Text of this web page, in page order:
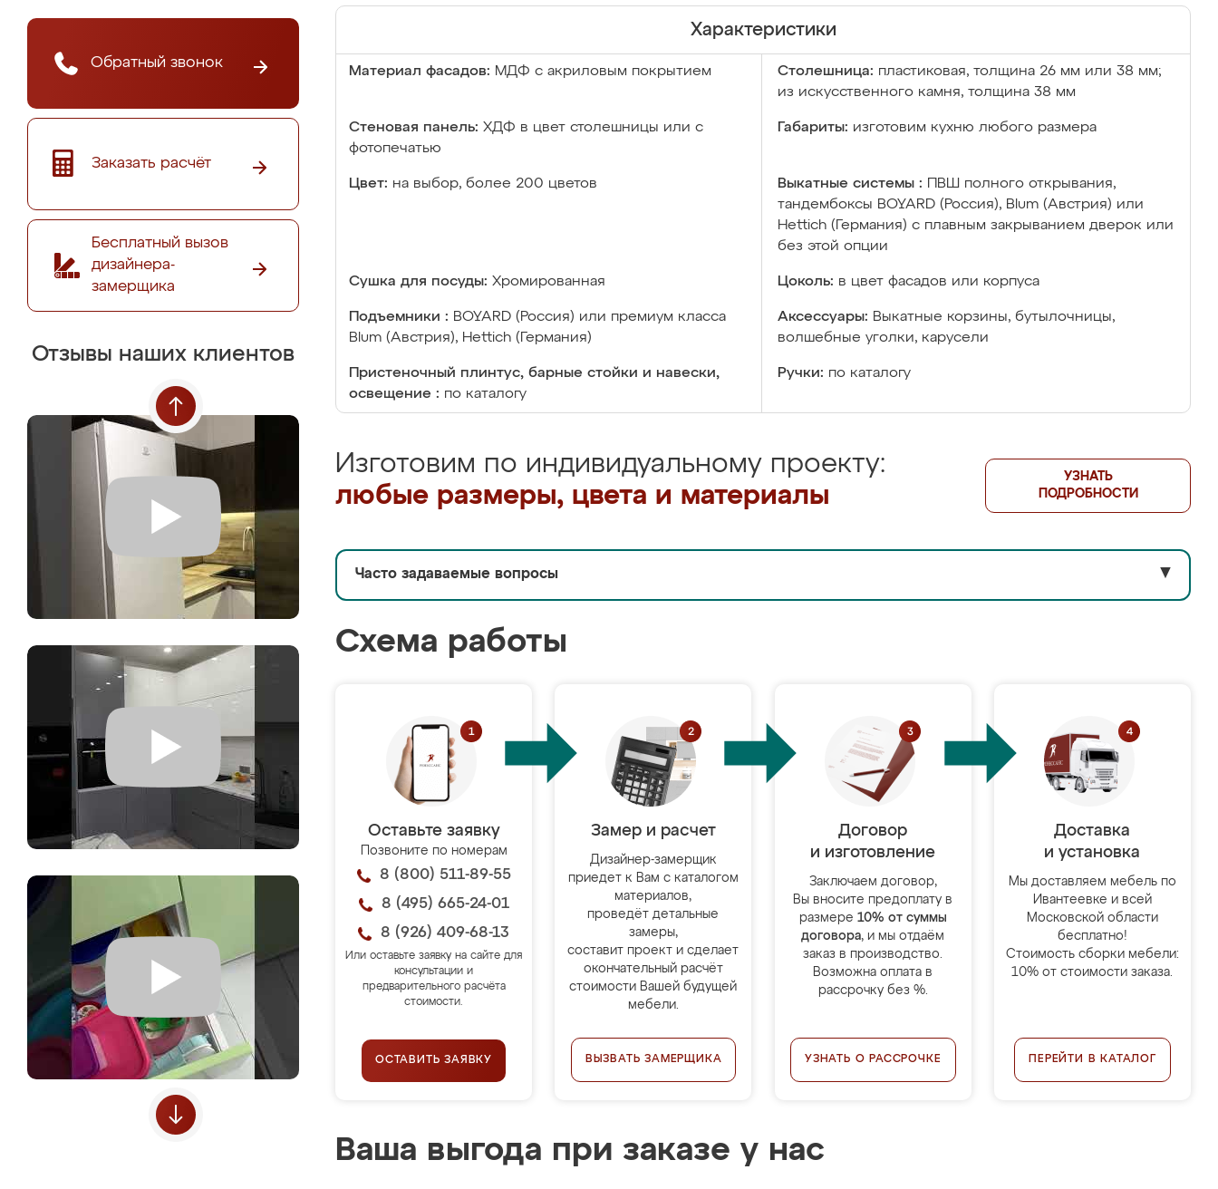
Обратный звонок
Заказать расчёт
Бесплатный вызов
дизайнера-
замерщика
Отзывы наших клиентов
Характеристики
Материал фасадов: МДФ с акриловым покрытием Столешница: пластиковая, толщина 26 мм или 38 мм;
из искусственного камня, толщина 38 мм
Стеновая панель: ХДФ в цвет столешницы или с
фотопечатью
Габариты: изготовим кухню любого размера
Цвет: на выбор, более 200 цветов Выкатные системы :
ПВШ полного открывания,
тандембоксы BOYARD (Россия), Blum (Австрия) или
Hettich (Германия) с плавным закрыванием дверок или
без этой опции
Сушка для посуды: Хромированная Цоколь: в цвет фасадов или корпуса
Подъемники : BOYARD (Россия) или премиум класса
Blum (Австрия), Hettich (Германия)
Аксессуары: Выкатные корзины, бутылочницы,
волшебные уголки, карусели
Пристеночный плинтус, барные стойки и навески,
освещение : по каталогу
Ручки: по каталогу
Изготовим по индивидуальному проекту:
любые размеры, цвета и материалы
УЗНАТЬ
ПОДРОБНОСТИ
Часто задаваемые вопросы ▼
Схема работы
Оставьте заявку
Позвоните по номерам
8 (800) 511-89-55
8 (495) 665-24-01
8 (926) 409-68-13
Или оставьте заявку на сайте для
консультации и
предварительного расчёта
стоимости.
ОСТАВИТЬ ЗАЯВКУ
Замер и расчет
Дизайнер-замерщик
приедет к Вам с каталогом
материалов,
проведёт детальные
замеры,
составит проект и сделает
окончательный расчёт
стоимости Вашей будущей
мебели.
ВЫЗВАТЬ ЗАМЕРЩИКА
Договор
и изготовление
Заключаем договор,
Вы вносите предоплату в
размере 10% от суммы
договора, и мы отдаём
заказ в производство.
Возможна оплата в
рассрочку без %.
УЗНАТЬ О РАССРОЧКЕ
Доставка
и установка
Мы доставляем мебель по
Ивантеевке и всей
Московской области
бесплатно!
Стоимость сборки мебели:
10% от стоимости заказа.
ПЕРЕЙТИ В КАТАЛОГ
Ваша выгода при заказе у нас